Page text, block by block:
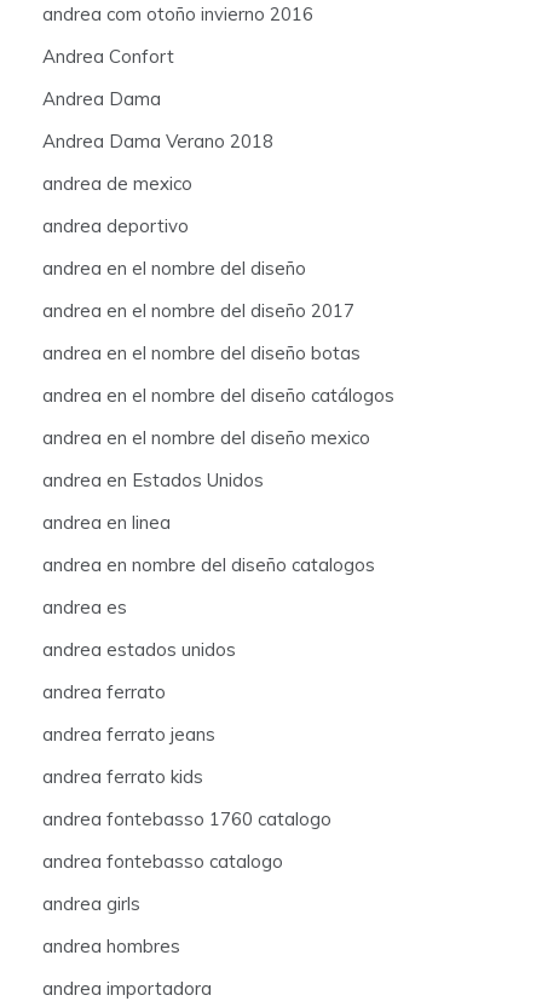
andrea com otoño invierno 2016
Andrea Confort
Andrea Dama
Andrea Dama Verano 2018
andrea de mexico
andrea deportivo
andrea en el nombre del diseño
andrea en el nombre del diseño 2017
andrea en el nombre del diseño botas
andrea en el nombre del diseño catálogos
andrea en el nombre del diseño mexico
andrea en Estados Unidos
andrea en linea
andrea en nombre del diseño catalogos
andrea es
andrea estados unidos
andrea ferrato
andrea ferrato jeans
andrea ferrato kids
andrea fontebasso 1760 catalogo
andrea fontebasso catalogo
andrea girls
andrea hombres
andrea importadora